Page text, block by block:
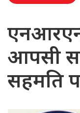
आपसी
सहमति